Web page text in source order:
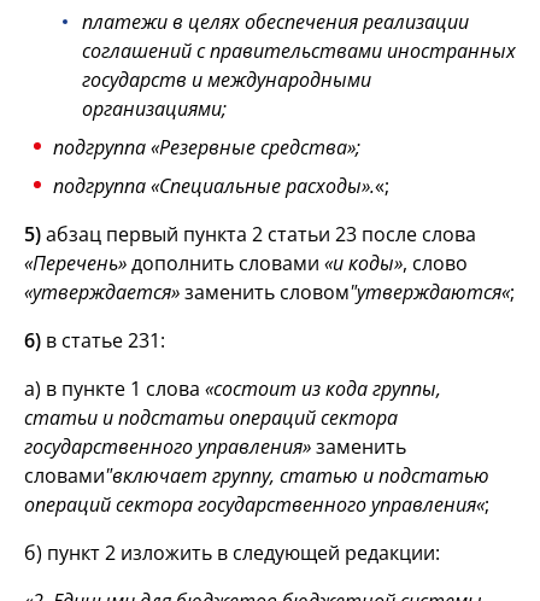
платежи в целях обеспечения реализации
соглашений с правительствами иностранных
государств и международными
организациями;
подгруппа «Резервные средства»;
подгруппа «Специальные расходы».«;
5)абзац первый пункта 2 статьи 23 после слова
«Перечень»дополнить словами «и коды», слово
«утверждается»заменить словом"утверждаются«;
6) в статье 231:
а) в пункте 1 слова «состоит из кода группы,
статьи и подстатьи операций сектора
государственного управления»заменить
словами"включает группу, статью и подстатью
операций сектора государственного управления«;
б) пункт 2 изложить в следующей редакции: